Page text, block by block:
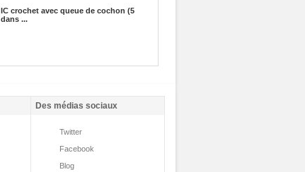
IC crochet avec queue de cochon (5
dans ...
Des médias sociaux
Twitter
Facebook
Blog